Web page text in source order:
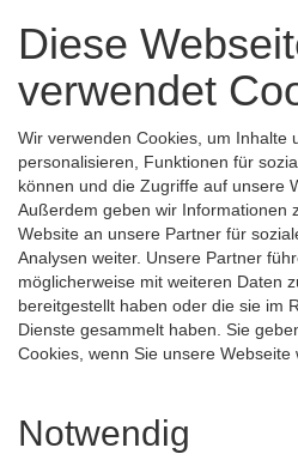
Diese
verwendet
Wir verwenden Cookies, um Inhalte
personalisieren, Funktionen für
können und die Zugriffe auf unsere
Außerdem geben wir Informationen
Website an unsere Partner für
Analysen weiter. Unsere Partner
möglicherweise mit weiteren Daten
bereitgestellt haben oder die sie im
Dienste gesammelt haben. Sie
Cookies, wenn Sie unsere Webseite
Notwendig